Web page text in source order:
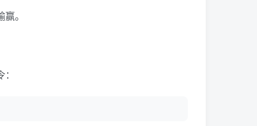
。